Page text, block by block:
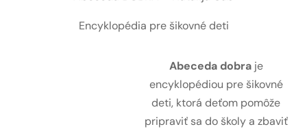
Encyklopédia pre šikovné deti
Abeceda dobraje
encyklopédiou pre šikovné
deti, ktorá deťom pomôže
pripraviť sa do školy a zbaviť